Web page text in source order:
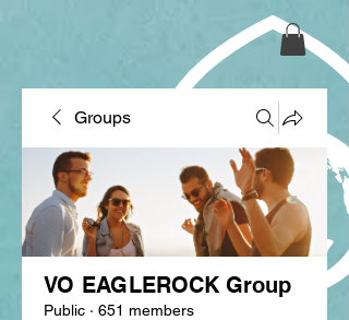
Groups
VO EAGLEROCK Group
Public · 651 members